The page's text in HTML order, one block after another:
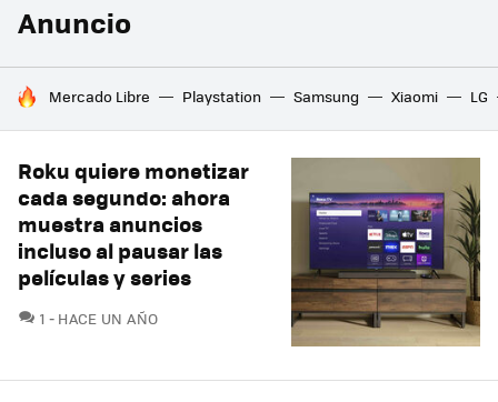
Anuncio
HOY SE HABLA DE
Mercado Libre Playstation Samsung Xiaomi LG
Roku quiere monetizar
cada segundo: ahora
muestra anuncios
incluso al pausar las
películas y series
1 COMENTARIOS
HACE UN AÑO